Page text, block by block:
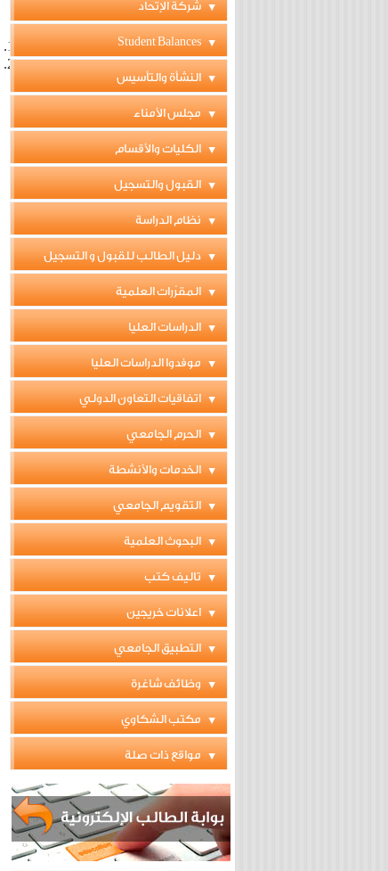
شركة الإتحاد
Student Balances
النشأة والتأسيس
مجلس الأمناء
الكليات والأقسام
القبول والتسجيل
نظام الدراسة
دليل الطالب للقبول و التسجيل
المقرّرات العلمية
الدراسات العليا
موفدوا الدراسات العليا
اتفاقيات التعاون الدولي
الحرم الجامعي
الخدمات والأنشطة
التقويم الجامعي
البحوث العلمية
تاليف كتب
اعلانات خريجين
التطبيق الجامعي
وظائف شاغرة
مكتب الشكاوي
مواقع ذات صلة